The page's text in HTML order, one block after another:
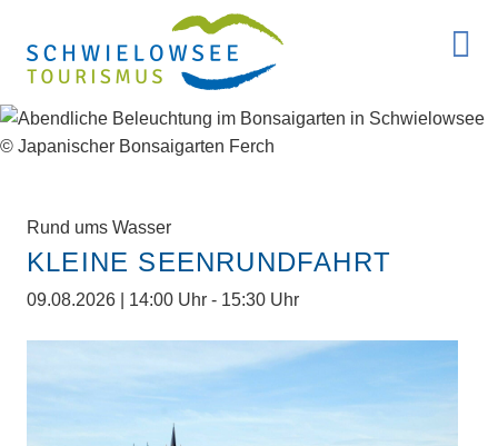
Rund ums Wasser
KLEINE SEENRUNDFAHRT
09.08.2026 | 14:00 Uhr - 15:30 Uhr